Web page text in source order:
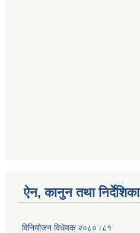
ऐन, कानुन तथा निर्देशिका
विनियोजन विधेयक २०८०।८१